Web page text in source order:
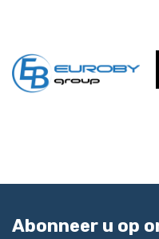
Abonneer u op